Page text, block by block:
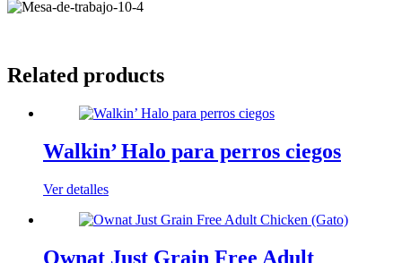
Related products
Walkin’ Halo para perros ciegos
Ver detalles
Ownat Just Grain Free Adult